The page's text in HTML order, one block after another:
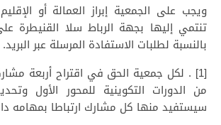
ويجب على الجمعية إبراز العمالة أو
تنتمي إليها بجهة الرباط سلا القنيطرة
بالنسبة لطلبات الاستفادة المرسلة عبر البريد.
[1] . لكل جمعية الحق في اقتراح أربعة
من الدورات التكوينية للمحور الأول
سيستفيد منها كل مشارك ارتباطا بمهامه